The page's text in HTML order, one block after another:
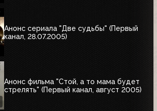
Анонс сериала "Две судьбы" (Первый
канал, 28.07.2005)
Анонс фильма "Стой, а то мама будет
стрелять" (Первый канал, август 2005)